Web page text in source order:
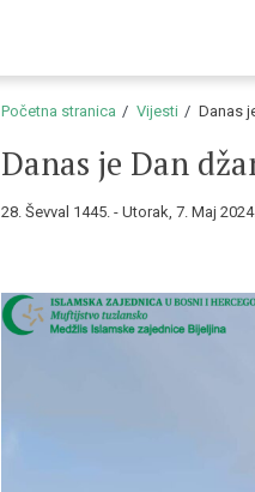
Početna stranica Vijesti Danas
Danas je Dan
28. Ševval 1445. - Utorak, 7. Maj